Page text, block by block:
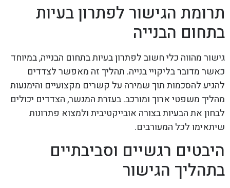
תרומת הגישור לפתרון בעיות
בתחום הבנייה
גישור מהווה כלי חשוב לפתרון בעיות בתחום הבנייה, במיוחד
כאשר מדובר בליקויי בנייה. תהליך זה מאפשר לצדדים
להגיע להסכמות תוך שמירה על קשרים מקצועיים והימנעות
מהליך משפטי ארוך ומורכב. בעזרת המגשר, הצדדים יכולים
לבחון את הבעיות בצורה אובייקטיבית ולמצוא פתרונות
שיתאימו לכל המעורבים.
היבטים רגשיים וסביבתיים
בתהליך הגישור